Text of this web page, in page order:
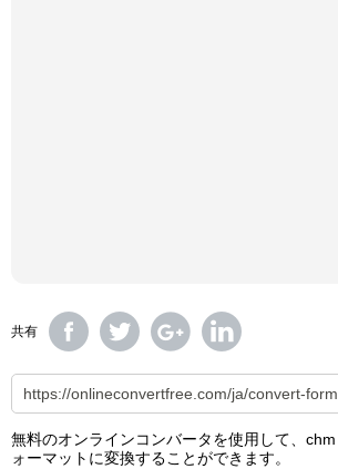
共有
無料のオンラインコンバータを使用して、
ォーマットに変換することができます。